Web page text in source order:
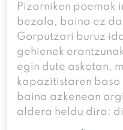
Pizarniken poemak
bezala, baina ez
Gorputzari buruz
gehienek
egin dute askotan,
kapazitistaren baso
baina azkenean
aldera heldu dira: